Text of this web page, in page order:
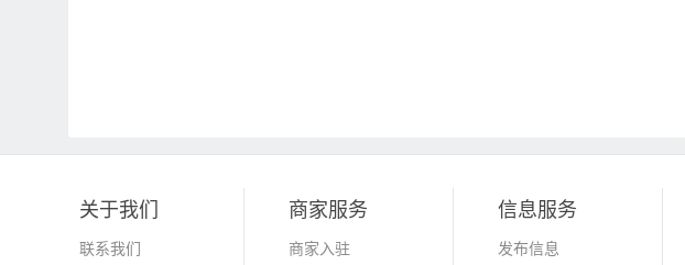
关于我们
联系我们
商家服务
商家入驻
信息服务
发布信息